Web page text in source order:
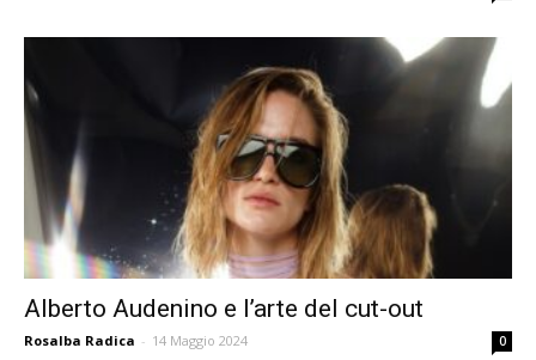
Alberto Audenino e l’arte del cut-out
Rosalba Radica - 14 Maggio 2024 0